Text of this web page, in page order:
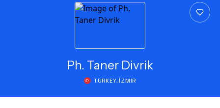
Ph. Taner Divrik
TURKEY, İZMIR